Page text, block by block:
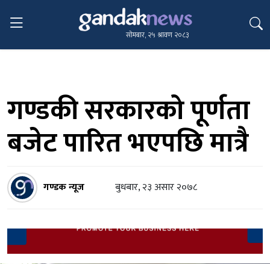
सोमबार, २५ श्रावण २०८३
गण्डकी सरकारको पूर्णता
बजेट पारित भएपछि मात्रै
गण्डक न्यूज बुधबार, २३ असार २०७८